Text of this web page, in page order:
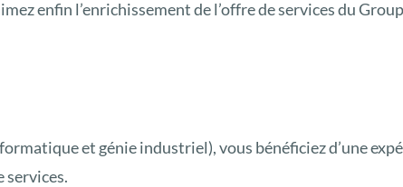
enfin l’enrichissement de l’offre de services du
et génie industriel), vous bénéficiez d’une
services.